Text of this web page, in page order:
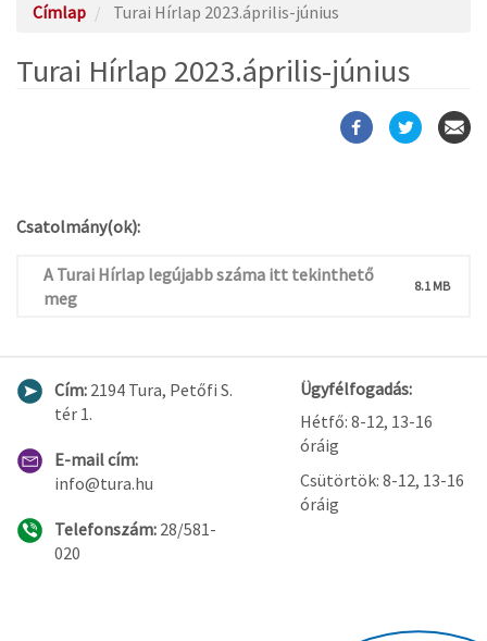
Címlap Turai Hírlap 2023.április-június
Turai Hírlap 2023.április-június
Csatolmány(ok):
A Turai Hírlap legújabb száma itt tekinthető
meg
8.1 MB
Cím: 2194 Tura, Petőfi S.
tér 1.
E-mail cím:
info@tura.hu
Telefonszám: 28/581-
020
Ügyfélfogadás:
Hétfő: 8-12, 13-16
óráig
Csütörtök: 8-12, 13-16
óráig